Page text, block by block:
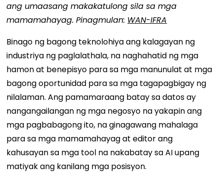
ang umaasang makakatulong sila sa mga
mamamahayag. Pinagmulan: WAN-IFRA
Binago ng bagong teknolohiya ang kalagayan ng
industriya ng paglalathala, na naghahatid ng mga
hamon at benepisyo para sa mga manunulat at mga
bagong oportunidad para sa mga tagapagbigay ng
nilalaman. Ang pamamaraang batay sa datos ay
nangangailangan ng mga negosyo na yakapin ang
mga pagbabagong ito, na ginagawang mahalaga
para sa mga mamamahayag at editor ang
kahusayan sa mga tool na nakabatay sa AI upang
matiyak ang kanilang mga posisyon.